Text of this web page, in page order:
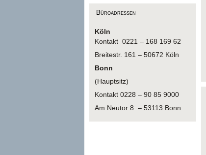
Büroadressen
Köln
Kontakt 0221 – 168 169 62
Breitestr. 161 – 50672 Köln
Bonn
(Hauptsitz)
Kontakt 0228 – 90 85 9000
Am Neutor 8 – 53113 Bonn